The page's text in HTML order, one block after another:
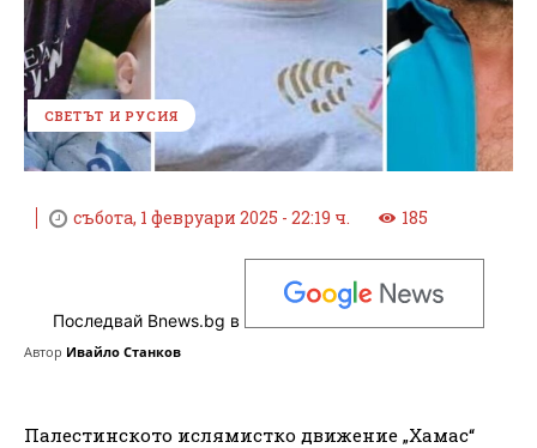
СВЕТЪТ И РУСИЯ
събота, 1 февруари 2025 - 22:19 ч. 185
Последвай Bnews.bg в
Автор Ивайло Станков
Палестинското ислямистко движение „Хамас“